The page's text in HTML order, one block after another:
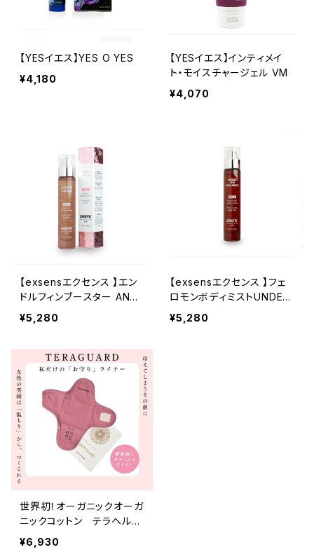
【YESイエス】YES O YES
¥4,180
【YESイエス】インティメイ
ト・モイスチャージェル VM
¥4,070
【exsensエクセンス 】エン
ドルフィンブースター ANGE
L'S DREAM
¥5,280
【exsensエクセンス 】フェ
ロモンボディミストUNDER
THE INFLUENCE
¥5,280
世界初！オーガニックオーガ
ニックコットン テラヘルツ
特殊加工 テラヘルツライ
ナー 1枚
¥6,930